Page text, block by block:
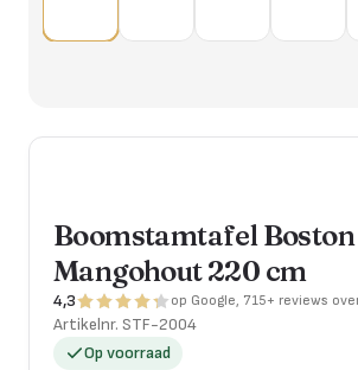
Boomstamtafel
Mangohout 220 cm
4,3 op Google, 715+ reviews
Artikelnr. STF-2004
Op voorraad